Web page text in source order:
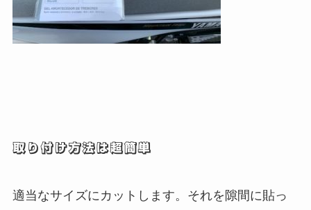
取り付け方法は超簡単
適当なサイズにカットします。それを隙間に貼っ